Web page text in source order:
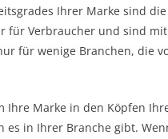
Ihrer Marke sind
für Verbraucher und sind
für wenige Branchen, die
Ihre Marke in den Köpfen
in Ihrer Branche gibt.